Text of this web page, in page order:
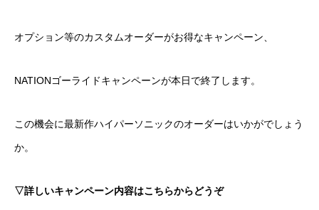
オプション等のカスタムオーダーがお得なキャンペーン、
NATIONゴーライドキャンペーンが本日で終了します。
この機会に最新作ハイパーソニックのオーダーはいかがでしょう
か。
▽詳しいキャンペーン内容はこちらからどうぞ